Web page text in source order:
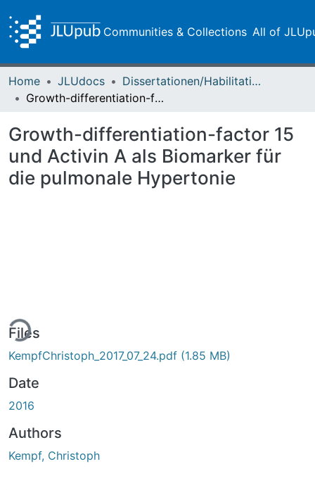
Communities & Collections All of
Home JLUdocs
Dissertationen/Habilitationen
Growth-differentiation-factor 15 und Activin A als Biomarker für die pulmonale Hypertonie
Growth-differentiation-factor 15
und Activin A als Biomarker für
die pulmonale Hypertonie
Files
KempfChristoph_2017_07_24.pdf (1.85 MB)
Date
2016
Authors
Kempf, Christoph